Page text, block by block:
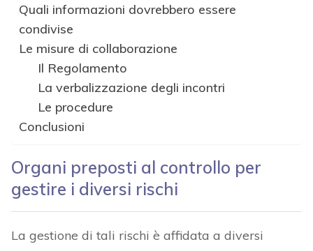
Quali informazioni dovrebbero essere
condivise
Le misure di collaborazione
Il Regolamento
La verbalizzazione degli incontri
Le procedure
Conclusioni
Organi preposti al controllo per
gestire i diversi rischi
La gestione di tali rischi è affidata a diversi